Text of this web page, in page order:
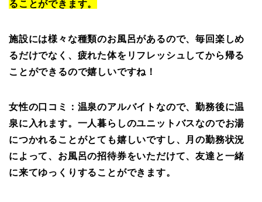
ることができます。
施設には様々な種類のお風呂があるので、毎回楽しめ
るだけでなく、疲れた体をリフレッシュしてから帰る
ことができるので嬉しいですね！
女性の口コミ：温泉のアルバイトなので、勤務後に温
泉に入れます。一人暮らしのユニットバスなのでお湯
につかれることがとても嬉しいですし、月の勤務状況
によって、お風呂の招待券をいただけて、友達と一緒
に来てゆっくりすることができます。